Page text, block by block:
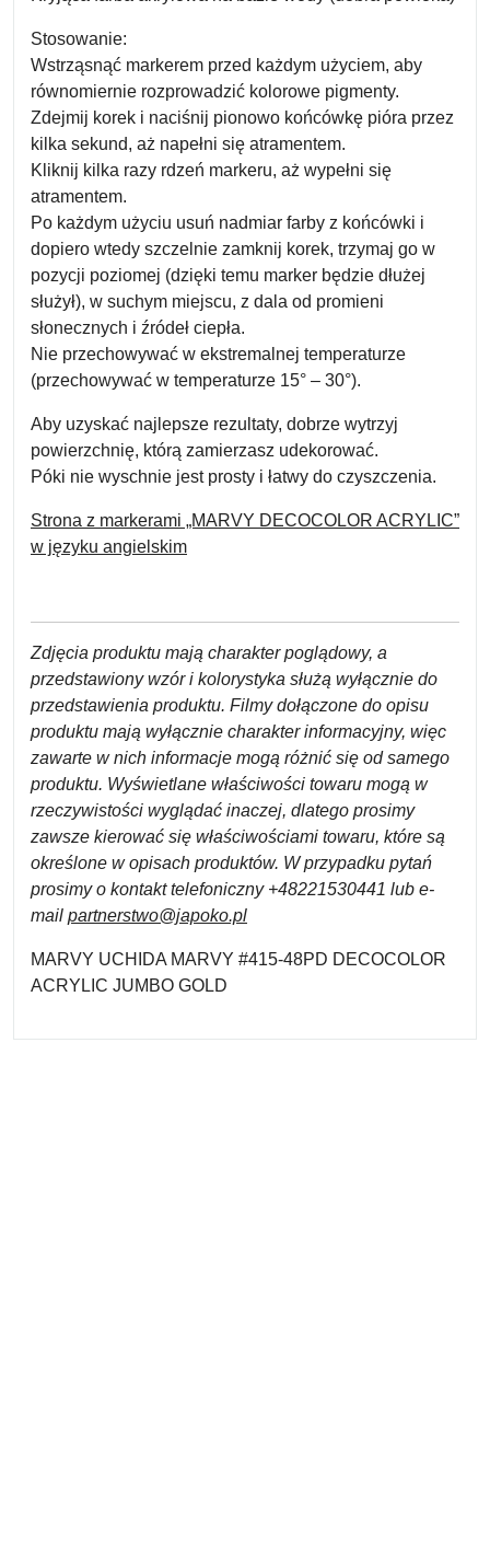
Stosowanie:
Wstrząsnąć markerem przed każdym użyciem, aby
równomiernie rozprowadzić kolorowe pigmenty.
Zdejmij korek i naciśnij pionowo końcówkę pióra przez
kilka sekund, aż napełni się atramentem.
Kliknij kilka razy rdzeń markeru, aż wypełni się
atramentem.
Po każdym użyciu usuń nadmiar farby z końcówki i
dopiero wtedy szczelnie zamknij korek, trzymaj go w
pozycji poziomej (dzięki temu marker będzie dłużej
służył), w suchym miejscu, z dala od promieni
słonecznych i źródeł ciepła.
Nie przechowywać w ekstremalnej temperaturze
(przechowywać w temperaturze 15° – 30°).
Aby uzyskać najlepsze rezultaty, dobrze wytrzyj
powierzchnię, którą zamierzasz udekorować.
Póki nie wyschnie jest prosty i łatwy do czyszczenia.
Strona z markerami „MARVY DECOCOLOR ACRYLIC”
w języku angielskim
Zdjęcia produktu mają charakter poglądowy, a
przedstawiony wzór i kolorystyka służą wyłącznie do
przedstawienia produktu. Filmy dołączone do opisu
produktu mają wyłącznie charakter informacyjny, więc
zawarte w nich informacje mogą różnić się od samego
produktu. Wyświetlane właściwości towaru mogą w
rzeczywistości wyglądać inaczej, dlatego prosimy
zawsze kierować się właściwościami towaru, które są
określone w opisach produktów. W przypadku pytań
prosimy o kontakt telefoniczny +48221530441 lub e-
mail partnerstwo@japoko.pl
MARVY UCHIDA MARVY #415-48PD DECOCOLOR
ACRYLIC JUMBO GOLD